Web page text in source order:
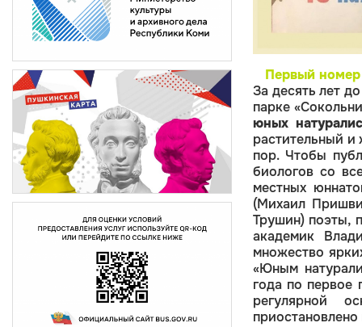
Первый номер
За десять лет
парке
юных
растительный
пор. Чтобы
биологов со
местных
(Михаил
Трушин) поэты,
академик
множество
«Юным
года по первое
регулярной
приостановлено